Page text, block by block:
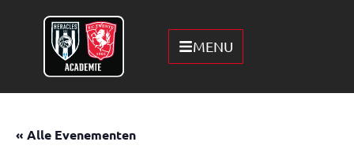
MENU
« Alle Evenementen